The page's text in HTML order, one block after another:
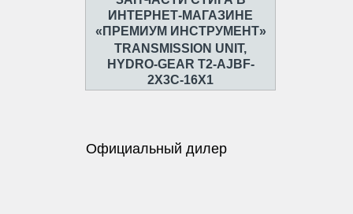
TRANSMISSION UNIT,
HYDRO-GEAR T2-AJBF-
2X3C-16X1
Официальный дилер